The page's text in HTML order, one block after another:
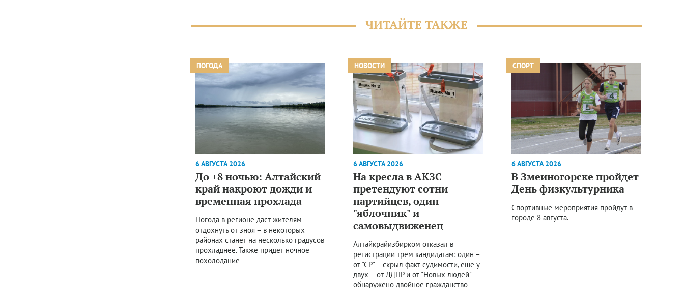
ЧИТАЙТЕ ТАКЖЕ
ПОГОДА
6 АВГУСТА 2026
До +8 ночью: Алтайский
край накроют дожди и
временная прохлада
Погода в регионе даст жителям
отдохнуть от зноя – в некоторых
районах станет на несколько градусов
прохладнее. Также придет ночное
похолодание
НОВОСТИ
6 АВГУСТА 2026
На кресла в АКЗС
претендуют сотни
партийцев, один
"яблочник" и
самовыдвиженец
Алтайкрайизбирком отказал в
регистрации трем кандидатам: один –
от "СР" – скрыл факт судимости, еще у
двух – от ЛДПР и от "Новых людей" –
обнаружено двойное гражданство
СПОРТ
6 АВГУСТА 2026
В Змеиногорске пройдет
День физкультурника
Спортивные мероприятия пройдут в
городе 8 августа.